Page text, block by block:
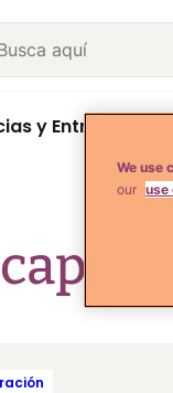
y
We use
our use